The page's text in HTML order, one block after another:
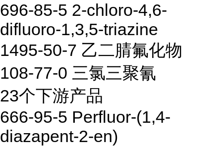
696-85-5 2-chloro-4,6-
difluoro-1,3,5-triazine
1495-50-7 乙二腈氟化物
108-77-0 三氯三聚氰
23个下游产品
666-95-5 Perfluor-(1,4-
diazapent-2-en)